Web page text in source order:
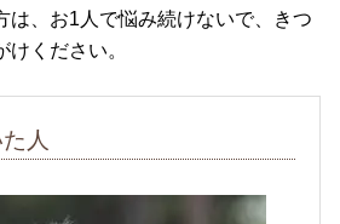
は、お1人で悩み続けないで、きつ
ください。
人